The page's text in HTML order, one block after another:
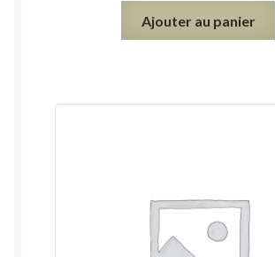
Ajouter au panier